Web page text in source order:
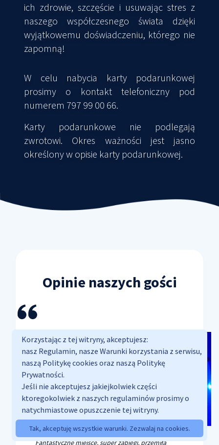
ich zdrowie, szczęście i usuwając stres z
naszego współczesnego świata dzięki
wyjątkowemu doświadczeniu, którego nie
zapomną!
W celu nabycia karty podarunkowej
prosimy o kontakt telefoniczny pod
numerem 797 99 00 66.
Karty podarunkowe nie podlegają
zwrotowi. Okres ważności jest jasno
określony w opisie karty podarunkowej.
Opinie naszych gości
Fantastyczne miejsce, super zabiegi, przemiła
Korzystając z tej witryny, akceptujesz:
nasz Regulamin, nasze Warunki korzystania z serwisu,
naszą Politykę cookies oraz naszą Politykę
Prywatności.
Jeśli nie akceptujesz jakiejkolwiek części
ktoregokolwiek z naszych regulaminów prosimy o
natychmiastowe opuszczenie tej witryny.
Tak, akceptuję wszystkie warunki. Zezwalaj na cookies.